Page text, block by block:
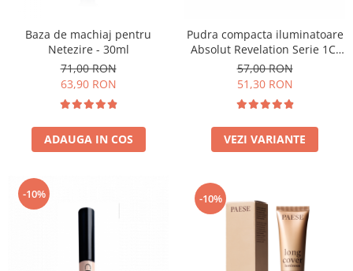
Baza de machiaj pentru
Netezire - 30ml
71,00 RON
63,90 RON
ADAUGA IN COS
Pudra compacta iluminatoare
Absolut Revelation Serie 1C,
9g
57,00 RON
51,30 RON
VEZI VARIANTE
-10% -10%